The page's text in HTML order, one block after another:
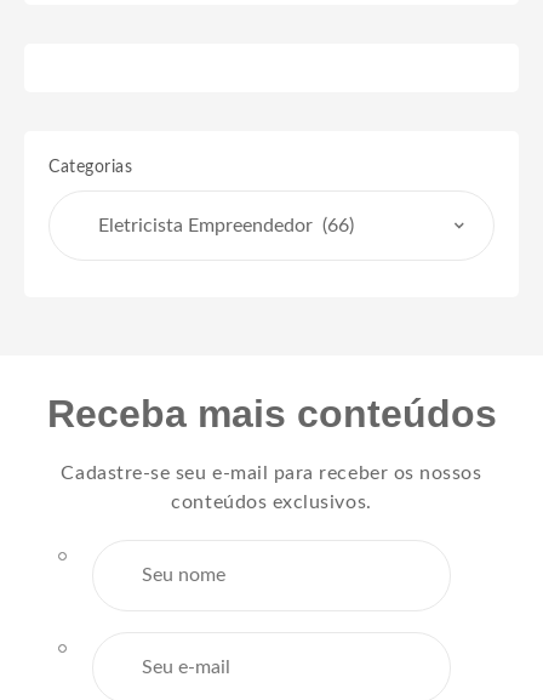
Categorias
Receba mais conteúdos
Cadastre-se seu e-mail para receber os nossos
conteúdos exclusivos.